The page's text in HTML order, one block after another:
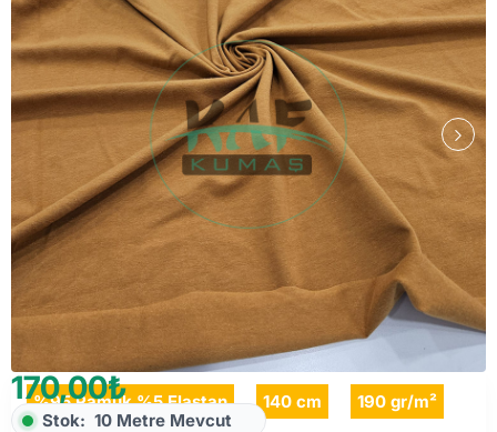
%95 Pamuk %5 Elastan 140 cm 190 gr/m²
170,00₺
Stok: 10 Metre Mevcut